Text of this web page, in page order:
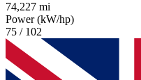
74,227 mi
Power (kW/hp)
75 / 102